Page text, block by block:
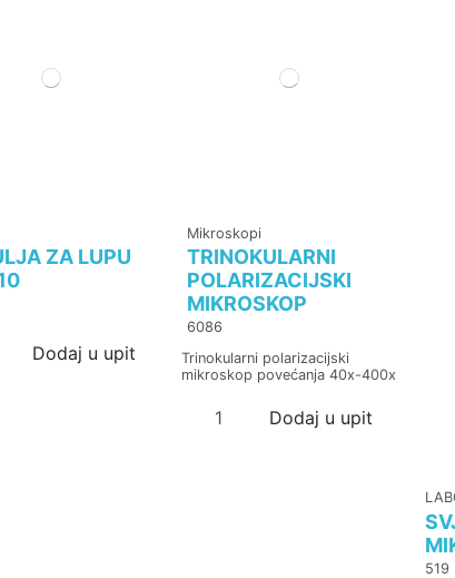
ZA LUPU
Dodaj u upit
Mikroskopi
TRINOKULARNI
POLARIZACIJSKI
MIKROSKOP
6086
Trinokularni polarizacijski
mikroskop povećanja 40x-400x
Dodaj u upit
519